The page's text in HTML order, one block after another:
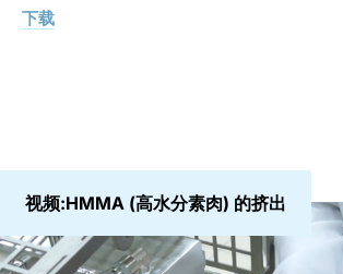
下载
视频:HMMA (高水分素肉) 的挤出